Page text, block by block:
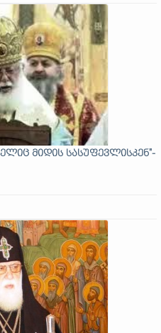
მიდის სასუფევლისკენ"-